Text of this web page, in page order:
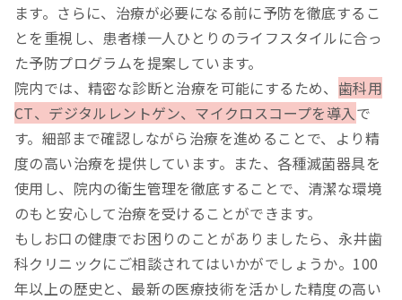
ます。さらに、治療が必要になる前に予防を徹底するこ
とを重視し、患者様一人ひとりのライフスタイルに合っ
た予防プログラムを提案しています。
院内では、精密な診断と治療を可能にするため、 歯科用
CT、デジタルレントゲン、マイクロスコープを導入 で
す。細部まで確認しながら治療を進めることで、より精
度の高い治療を提供しています。また、各種滅菌器具を
使用し、院内の衛生管理を徹底することで、清潔な環境
のもと安心して治療を受けることができます。
もしお口の健康でお困りのことがありましたら、永井歯
科クリニックにご相談されてはいかがでしょうか。100
年以上の歴史と、最新の医療技術を活かした精度の高い